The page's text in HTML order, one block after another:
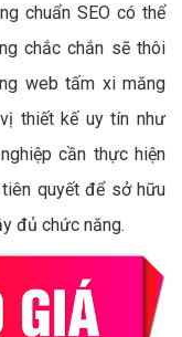
chuẩn SEO có thể
chắc chắn sẽ thôi
web tấm xi măng
thiết kế uy tín như
cần thực hiện
quyết để sở hữu
đủ chức năng.